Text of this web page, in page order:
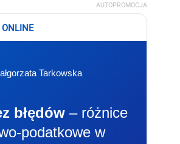
AUTOPROMOCJA
Tarkowska
błędów – różnice
podatkowe w